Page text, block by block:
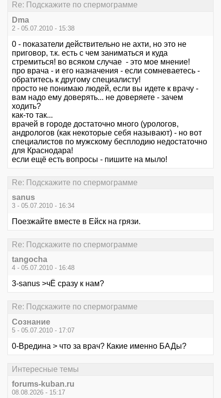
Re: Подскажите по спермограмме
Dma
2 - 05.07.2010 - 15:38
0 - показатели действительно не ахти, но это не
приговор, т.к. есть с чем заниматься и куда
стремиться! во всяком случае - это мое мнение!
про врача - и его назначения - если сомневаетесь -
обратитесь к другому специалисту!
просто не понимаю людей, если вы идете к врачу -
вам надо ему доверять... не доверяете - зачем
ходить?
как-то так...
врачей в городе достаточно много (урологов,
андрологов (как некоторые себя называют) - но вот
специалистов по мужскому бесплодию недостаточно
для Краснодара!
если ещё есть вопросы - пишите на мыло!
Re: Подскажите по спермограмме
sanus
3 - 05.07.2010 - 16:34
Поезжайте вместе в Ейск на грязи.
Re: Подскажите по спермограмме
tangocha
4 - 05.07.2010 - 16:48
3-sanus >чЁ сразу к нам?
Re: Подскажите по спермограмме
Сознание
5 - 05.07.2010 - 17:07
0-Вредина > что за врач? Какие именно БАДы?
Интересные темы
forums-kuban.ru
08.08.2026 - 15:17